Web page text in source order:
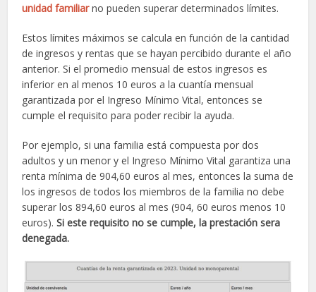
unidad familiarno pueden superar determinados límites.
Estos límites máximos se calcula en función de la cantidad
de ingresos y rentas que se hayan percibido durante el año
anterior. Si el promedio mensual de estos ingresos es
inferior en al menos 10 euros a la cuantía mensual
garantizada por el Ingreso Mínimo Vital, entonces se
cumple el requisito para poder recibir la ayuda.
Por ejemplo, si una familia está compuesta por dos
adultos y un menor y el Ingreso Mínimo Vital garantiza una
renta mínima de 904,60 euros al mes, entonces la suma de
los ingresos de todos los miembros de la familia no debe
superar los 894,60 euros al mes (904, 60 euros menos 10
euros).Si este requisito no se cumple, la prestación sera
denegada.